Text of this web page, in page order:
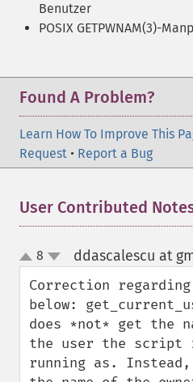
Benutzer
POSIX GETPWNAM(3)-
Found A Problem?
Learn How To Improve This
Request • Report a Bug
User Contributed
up
down
8 ddascalescu at
Correction regarding
below:
does *not* get the
the user the script
running as.